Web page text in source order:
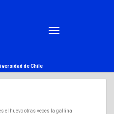
de Chile
el huevo otras veces la gallina